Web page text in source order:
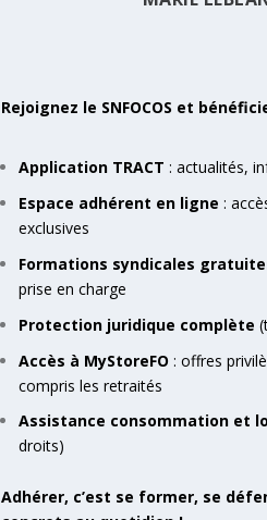
Rejoignez le SNFOCOS et
Application TRACT : actualités,
Espace adhérent en ligne :
exclusives
Formations syndicales
prise en charge
Protection juridique complète
Accès à MyStoreFO : offres
compris les retraités
Assistance consommation et
droits)
Adhérer, c’est se former, se